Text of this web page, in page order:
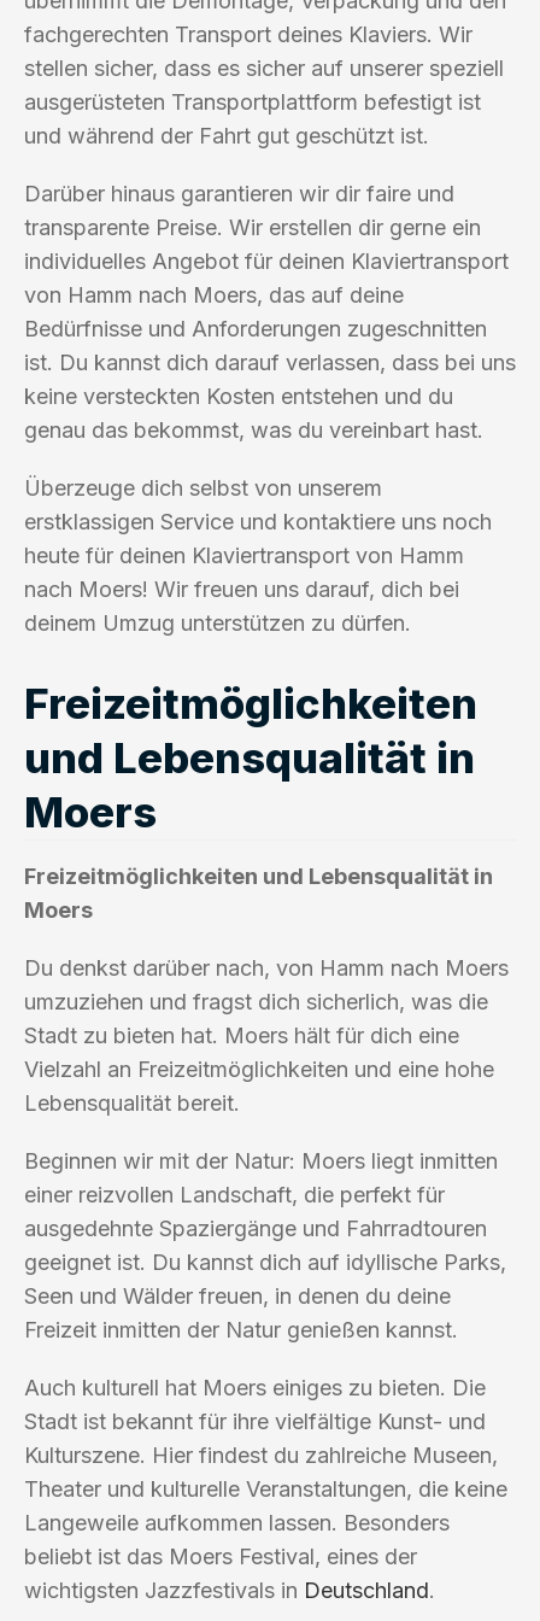
fachgerechten Transport deines Klaviers. Wir
stellen sicher, dass es sicher auf unserer speziell
ausgerüsteten Transportplattform befestigt ist
und während der Fahrt gut geschützt ist.
Darüber hinaus garantieren wir dir faire und
transparente Preise. Wir erstellen dir gerne ein
individuelles Angebot für deinen Klaviertransport
von Hamm nach Moers, das auf deine
Bedürfnisse und Anforderungen zugeschnitten
ist. Du kannst dich darauf verlassen, dass bei uns
keine versteckten Kosten entstehen und du
genau das bekommst, was du vereinbart hast.
Überzeuge dich selbst von unserem
erstklassigen Service und kontaktiere uns noch
heute für deinen Klaviertransport von Hamm
nach Moers! Wir freuen uns darauf, dich bei
deinem Umzug unterstützen zu dürfen.
Freizeitmöglichkeiten
und Lebensqualität in
Moers
Freizeitmöglichkeiten und Lebensqualität in
Moers
Du denkst darüber nach, von Hamm nach Moers
umzuziehen und fragst dich sicherlich, was die
Stadt zu bieten hat. Moers hält für dich eine
Vielzahl an Freizeitmöglichkeiten und eine hohe
Lebensqualität bereit.
Beginnen wir mit der Natur: Moers liegt inmitten
einer reizvollen Landschaft, die perfekt für
ausgedehnte Spaziergänge und Fahrradtouren
geeignet ist. Du kannst dich auf idyllische Parks,
Seen und Wälder freuen, in denen du deine
Freizeit inmitten der Natur genießen kannst.
Auch kulturell hat Moers einiges zu bieten. Die
Stadt ist bekannt für ihre vielfältige Kunst- und
Kulturszene. Hier findest du zahlreiche Museen,
Theater und kulturelle Veranstaltungen, die keine
Langeweile aufkommen lassen. Besonders
beliebt ist das Moers Festival, eines der
wichtigsten Jazzfestivals in Deutschland.